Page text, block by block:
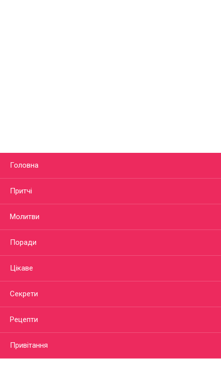
Головна
Притчі
Молитви
Поради
Цікаве
Секрети
Рецепти
Привітання